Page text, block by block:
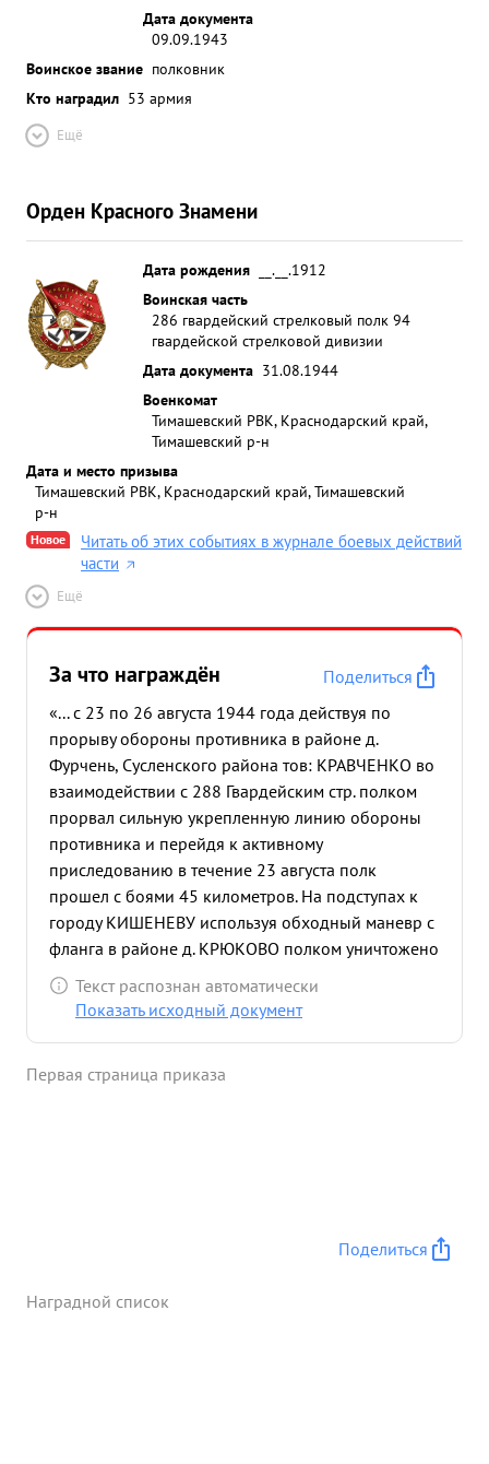
Дата документа
09.09.1943
Воинское звание полковник
Кто наградил 53 армия
Ещё
Орден Красного Знамени
Дата рождения
__.__.1912
Воинская часть
286 гвардейский стрелковый полк 94
гвардейской стрелковой дивизии
Дата документа 31.08.1944
Военкомат
Тимашевский РВК, Краснодарский край,
Тимашевский р-н
Дата и место призыва
Тимашевский РВК, Краснодарский край, Тимашевский
р-н
Новое
Читать об этих событиях в журнале боевых действий
части
Ещё
За что награждён
Поделиться
«... с 23 по 26 августа 1944 года действуя по
прорыву обороны противника в районе д.
Фурчень, Сусленского района тов: КРАВЧЕНКО во
взаимодействии с 288 Гвардейским стр. полком
прорвал сильную укрепленную линию обороны
противника и перейдя к активному
приследованию в течение 23 августа полк
прошел с боями 45 километров. На подступах к
городу КИШЕНЕВУ используя обходный маневр с
фланга в районе д. КРЮКОВО полком уничтожено
до батальона пехоты противника внезапным
ударом 15.00 23.8.44 г при совместном действии с
умелый взаимных действий с 23 на 24 августа 944
результате чего уничтожено до 1000 солдат и
чел. взяты троф еи: до 300 лощадей и более 200
Текст распознан автоматически
Показать исходный документ
Первая страница приказа
Поделиться
Наградной список